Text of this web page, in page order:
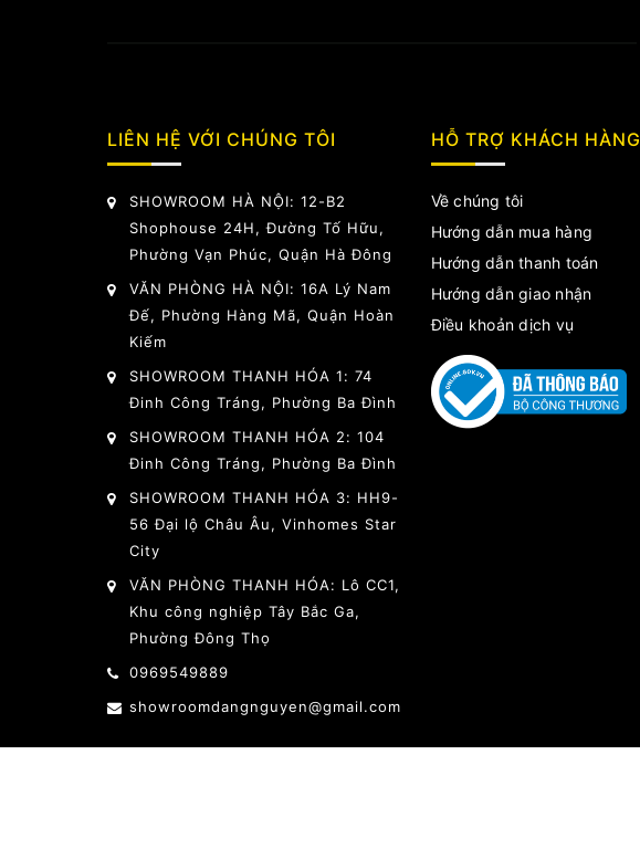
LIÊN HỆ VỚI CHÚNG TÔI
SHOWROOM HÀ NỘI: 12-B2
Shophouse 24H, Đường Tố Hữu,
Phường Vạn Phúc, Quận Hà Đông
VĂN PHÒNG HÀ NỘI: 16A Lý Nam
Đế, Phường Hàng Mã, Quận Hoàn
Kiếm
SHOWROOM THANH HÓA 1: 74
Đinh Công Tráng, Phường Ba Đình
SHOWROOM THANH HÓA 2: 104
Đinh Công Tráng, Phường Ba Đình
SHOWROOM THANH HÓA 3: HH9-
56 Đại lộ Châu Âu, Vinhomes Star
City
VĂN PHÒNG THANH HÓA: Lô CC1,
Khu công nghiệp Tây Bắc Ga,
Phường Đông Thọ
0969549889
showroomdangnguyen@gmail.com
HỖ TRỢ KHÁCH HÀNG
Về chúng tôi
Hướng dẫn mua hàng
Hướng dẫn thanh toán
Hướng dẫn giao nhận
Điều khoản dịch vụ